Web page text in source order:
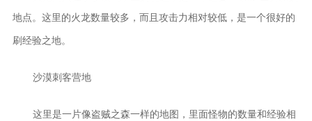
地点。这里的火龙数量较多，而且攻击力相对较低，是一个很好的
刷经验之地。
沙漠刺客营地
这里是一片像盗贼之森一样的地图，里面怪物的数量和经验相